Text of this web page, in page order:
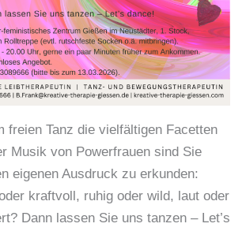
freien Tanz die vielfältigen Facetten
Musik von Powerfrauen sind Sie
eigenen Ausdruck zu erkunden:
kraftvoll, ruhig oder wild, laut oder
Dann lassen Sie uns tanzen – Let’s